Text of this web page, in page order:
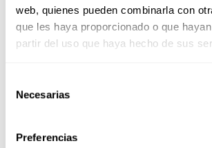
web, quienes pueden combinarla con
que les haya proporcionado o que
partir del uso que haya hecho de sus
Necesarias
Preferencias